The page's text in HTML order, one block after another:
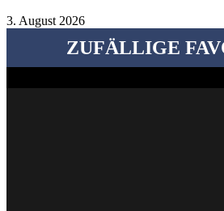
3. August 2026
ZUFÄLLIGE